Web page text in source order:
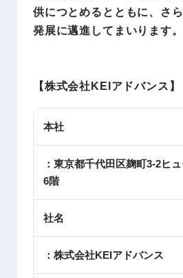
供につとめるとともに、さ
発展に邁進してまいります。
【株式会社KEIアドバンス 】
本社
：東京都千代田区麹町3-2ヒ
6
社名
：株式会社KEIアドバンス